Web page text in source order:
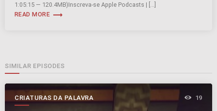
1:05:15 — 120.4MB)Inscreva-se Apple Podcasts | […]
READ MORE trending_flat
SIMILAR EPISODES
CRIATURAS DA PALAVRA 19